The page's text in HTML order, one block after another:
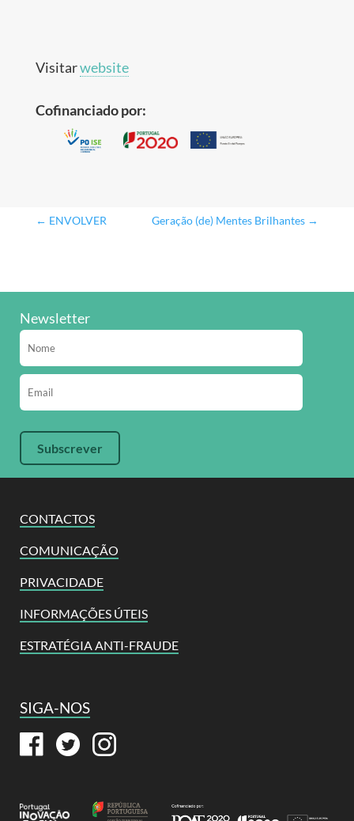
Visitarwebsite
Cofinanciado por:
← ENVOLVER Geração (de) Mentes Brilhantes →
CONTACTOS
COMUNICAÇÃO
PRIVACIDADE
INFORMAÇÕES ÚTEIS
ESTRATÉGIA ANTI-FRAUDE
SIGA-NOS
Newsletter